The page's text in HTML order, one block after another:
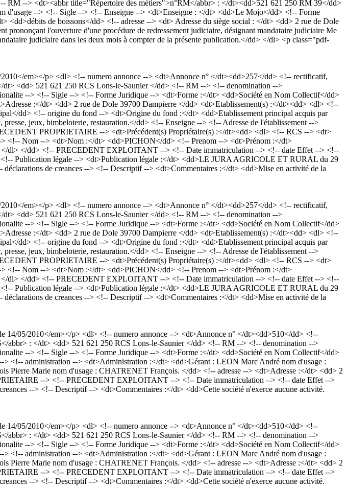
RM --> <dt><abbr title="Répertoire des métiers">n°RM</abbr> : </dt><dd>521 621 250 RM 39</dd>
--> <!-- Sigle --> <!-- Enseigne --> <dt>Enseigne : </dt> <dd>Le Mojo</dd> <!-- Forme
de boissons</dd> <!-- adresse --> <dt> Adresse du siège social : </dt> <dd> 2 rue de Dole
l'ouverture d'une procédure de redressement judiciaire, désignant mandataire judiciaire Me
judiciaire dans les deux mois à compter de la présente publication.</dd> </dl> <p class="pdf-
em></p> <dl> <!-- numero annonce --> <dt>Annonce n° </dt><dd>257</dd> <!-- rectificatif,
<dd> 521 621 250 RCS Lons-le-Saunier </dd> <!-- RM --> <!-- denomination -->
--> <!-- Sigle --> <!-- Forme Juridique --> <dt>Forme :</dt> <dd>Société en Nom Collectif</dd>
:</dt> <dd> 2 rue de Dole 39700 Dampierre </dd> <dt>Etablissement(s) :</dt><dd> <dl> <!--
dd> <!-- origine du fond --> <dt>Origine du fond :</dt> <dd>Etablissement principal acquis par
jeux, bimbeloterie, restauration.</dd> <!-- Enseigne --> <!-- Adresse de l'établissement -->
PROPRIETAIRE --> <dt>Précédent(s) Propriétaire(s) :</dt><dd> <dl> <!-- RCS --> <dt>
<!-- Nom --> <dt>Nom :</dt> <dd>PICHON</dd> <!-- Prenom --> <dt>Prénom :</dt>
dl> </dd> <!-- PRECEDENT EXPLOITANT --> <!-- Date immatriculation --> <!-- date Effet --> <!--
Publication légale --> <dt>Publication légale :</dt> <dd>LE JURA AGRICOLE ET RURAL du 29
de creances --> <!-- Descriptif --> <dt>Commentaires :</dt> <dd>Mise en activité de la
em></p> <dl> <!-- numero annonce --> <dt>Annonce n° </dt><dd>257</dd> <!-- rectificatif,
<dd> 521 621 250 RCS Lons-le-Saunier </dd> <!-- RM --> <!-- denomination -->
--> <!-- Sigle --> <!-- Forme Juridique --> <dt>Forme :</dt> <dd>Société en Nom Collectif</dd>
:</dt> <dd> 2 rue de Dole 39700 Dampierre </dd> <dt>Etablissement(s) :</dt><dd> <dl> <!--
dd> <!-- origine du fond --> <dt>Origine du fond :</dt> <dd>Etablissement principal acquis par
jeux, bimbeloterie, restauration.</dd> <!-- Enseigne --> <!-- Adresse de l'établissement -->
PROPRIETAIRE --> <dt>Précédent(s) Propriétaire(s) :</dt><dd> <dl> <!-- RCS --> <dt>
<!-- Nom --> <dt>Nom :</dt> <dd>PICHON</dd> <!-- Prenom --> <dt>Prénom :</dt>
dl> </dd> <!-- PRECEDENT EXPLOITANT --> <!-- Date immatriculation --> <!-- date Effet --> <!--
Publication légale --> <dt>Publication légale :</dt> <dd>LE JURA AGRICOLE ET RURAL du 29
de creances --> <!-- Descriptif --> <dt>Commentaires :</dt> <dd>Mise en activité de la
14/05/2010</em></p> <dl> <!-- numero annonce --> <dt>Annonce n° </dt><dd>510</dd> <!--
abbr> : </dt> <dd> 521 621 250 RCS Lons-le-Saunier </dd> <!-- RM --> <!-- denomination -->
--> <!-- Sigle --> <!-- Forme Juridique --> <dt>Forme :</dt> <dd>Société en Nom Collectif</dd>
<!-- administration --> <dt>Administration :</dt> <dd>Gérant : LEON Marc André nom d'usage :
Marie nom d'usage : CHATRENET François. </dd> <!-- adresse --> <dt>Adresse :</dt> <dd> 2
--> <!-- PRECEDENT EXPLOITANT --> <!-- Date immatriculation --> <!-- date Effet -->
--> <!-- Descriptif --> <dt>Commentaires :</dt> <dd>Cette société n'exerce aucune activité.
14/05/2010</em></p> <dl> <!-- numero annonce --> <dt>Annonce n° </dt><dd>510</dd> <!--
abbr> : </dt> <dd> 521 621 250 RCS Lons-le-Saunier </dd> <!-- RM --> <!-- denomination -->
--> <!-- Sigle --> <!-- Forme Juridique --> <dt>Forme :</dt> <dd>Société en Nom Collectif</dd>
<!-- administration --> <dt>Administration :</dt> <dd>Gérant : LEON Marc André nom d'usage :
Marie nom d'usage : CHATRENET François. </dd> <!-- adresse --> <dt>Adresse :</dt> <dd> 2
--> <!-- PRECEDENT EXPLOITANT --> <!-- Date immatriculation --> <!-- date Effet -->
--> <!-- Descriptif --> <dt>Commentaires :</dt> <dd>Cette société n'exerce aucune activité.